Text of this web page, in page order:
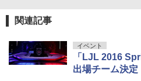
関連記事
イベント
「LJL 2016
出場チーム決定